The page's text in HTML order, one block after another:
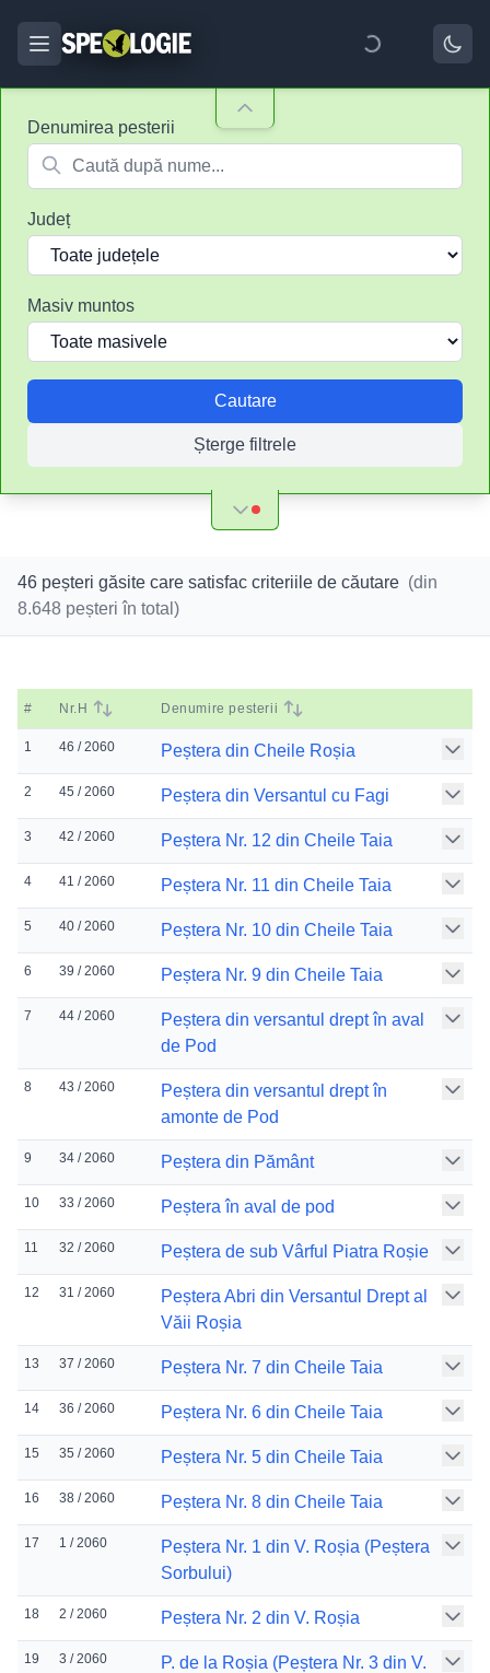
Denumirea pesterii
Județ
Masiv muntos
Cautare
Șterge filtrele
46 peșteri găsite care satisfac criteriile de căutare (din
8.648 peșteri în total)
# Nr.H Denumire pesterii
1 46 / 2060 Peștera din Cheile Roșia
2 45 / 2060 Peștera din Versantul cu Fagi
3 42 / 2060 Peștera Nr. 12 din Cheile Taia
4 41 / 2060 Peștera Nr. 11 din Cheile Taia
5 40 / 2060 Peștera Nr. 10 din Cheile Taia
6 39 / 2060 Peștera Nr. 9 din Cheile Taia
7 44 / 2060
Peștera din versantul drept în aval
de Pod
8 43 / 2060
Peștera din versantul drept în
amonte de Pod
9 34 / 2060 Peștera din Pământ
10 33 / 2060 Peștera în aval de pod
11 32 / 2060 Peștera de sub Vârful Piatra Roșie
12 31 / 2060
Peștera Abri din Versantul Drept al
Văii Roșia
13 37 / 2060 Peștera Nr. 7 din Cheile Taia
14 36 / 2060 Peștera Nr. 6 din Cheile Taia
15 35 / 2060 Peștera Nr. 5 din Cheile Taia
16 38 / 2060 Peștera Nr. 8 din Cheile Taia
17 1 / 2060
Peștera Nr. 1 din V. Roșia (Peștera
Sorbului)
18 2 / 2060 Peștera Nr. 2 din V. Roșia
19 3 / 2060
P. de la Roșia (Peștera Nr. 3 din V.